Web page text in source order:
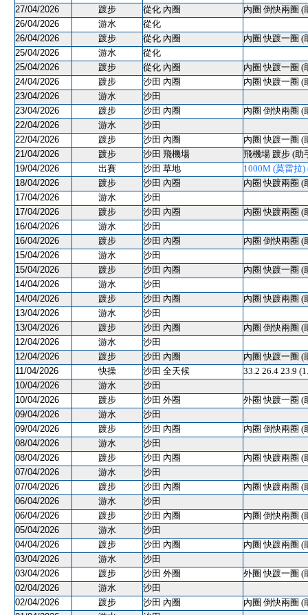
27/04/2026 踱步 從化 內圈
內圈 倒快兩圈 (
26/04/2026
游水
從化
26/04/2026
踱步 從化 內圈
內圈 快踱一圈 (
25/04/2026
游水
從化
25/04/2026
踱步 從化 內圈
內圈 快踱一圈 (
24/04/2026
踱步 沙田 內圈
內圈 快踱一圈 (
23/04/2026
游水
沙田
23/04/2026
踱步 沙田 內圈
內圈 倒快兩圈 (
22/04/2026
游水
沙田
22/04/2026
踱步 沙田 內圈
內圈 快踱一圈 (
21/04/2026
踱步 沙田 飛機場
飛機場 踱步 (助
19/04/2026
出賽 沙田 草地
1000M (莫雷拉)
18/04/2026
踱步 沙田 內圈
內圈 快踱兩圈 (
17/04/2026
游水
沙田
17/04/2026
踱步 沙田 內圈
內圈 快踱兩圈 (
16/04/2026
游水
沙田
16/04/2026
踱步 沙田 內圈
內圈 倒快兩圈 (
15/04/2026
游水
沙田
15/04/2026
踱步 沙田 內圈
內圈 快踱一圈 (
14/04/2026
游水
沙田
14/04/2026
踱步 沙田 內圈
內圈 快踱兩圈 (
13/04/2026
游水
沙田
13/04/2026
踱步 沙田 內圈
內圈 倒快兩圈 (
12/04/2026
游水
沙田
12/04/2026
踱步 沙田 內圈
內圈 快踱一圈 (
11/04/2026
快操 沙田 全天候
33.2 26.4 23.9
10/04/2026
游水
沙田
10/04/2026
踱步 沙田 外圈
外圈 快踱一圈 (
09/04/2026
游水
沙田
09/04/2026
踱步 沙田 內圈
內圈 倒快兩圈 (
08/04/2026
游水
沙田
08/04/2026
踱步 沙田 內圈
內圈 快踱兩圈 (
07/04/2026
游水
沙田
07/04/2026
踱步 沙田 內圈
內圈 快踱兩圈 (
06/04/2026
游水
沙田
06/04/2026
踱步 沙田 內圈
內圈 倒快兩圈 (
05/04/2026
游水
沙田
04/04/2026
踱步 沙田 內圈
內圈 快踱兩圈 (
03/04/2026
游水
沙田
03/04/2026
踱步 沙田 外圈
外圈 快踱一圈 (
02/04/2026
游水
沙田
02/04/2026
踱步 沙田 內圈
內圈 倒快兩圈 (